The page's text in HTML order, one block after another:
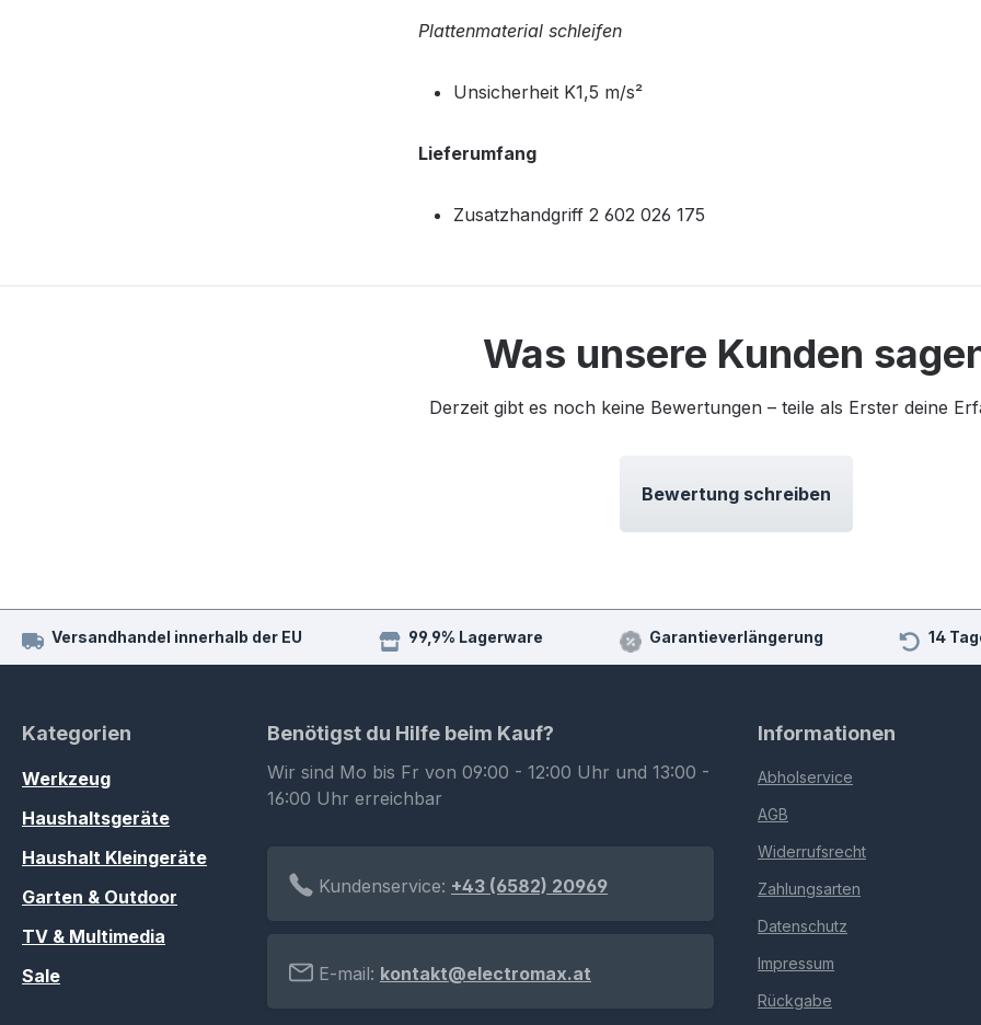
Plattenmaterial schleifen
Unsicherheit K1,5 m/s²
Lieferumfang
Zusatzhandgriff 2 602 026 175
Was unsere Kunden
Derzeit gibt es noch keine Bewertungen – teile als Erster deine
Bewertung schreiben
Versandhandel innerhalb der EU 99,9% Lagerware Garantieverlängerung 14
Kategorien
Werkzeug
Haushaltsgeräte
Haushalt Kleingeräte
Garten & Outdoor
TV & Multimedia
Sale
Benötigst du Hilfe beim Kauf?
Wir sind Mo bis Fr von 09:00 - 12:00 Uhr und 13:00 -
16:00 Uhr erreichbar
Kundenservice: +43 (6582) 20969
E-mail: kontakt@electromax.at
Informationen
Abholservice
AGB
Widerrufsrecht
Zahlungsarten
Datenschutz
Impressum
Rückgabe